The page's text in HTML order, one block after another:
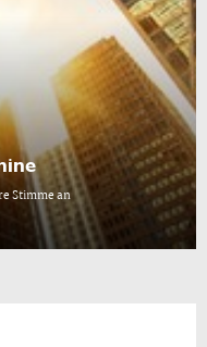
Stimme an